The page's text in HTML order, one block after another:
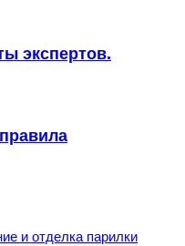
экспертов.